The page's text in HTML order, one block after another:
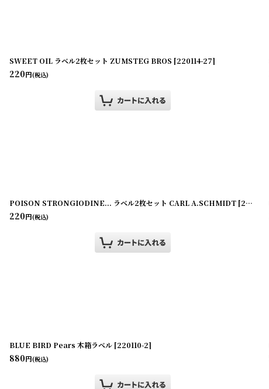
SWEET OIL ラベル2枚セット ZUMSTEG BROS [220114-27]
220円(税込)
POISON STRONGIODINE... ラベル2枚セット CARL A.SCHMIDT [220114-33
220円(税込)
BLUE BIRD Pears 木箱ラベル [220110-2]
880円(税込)